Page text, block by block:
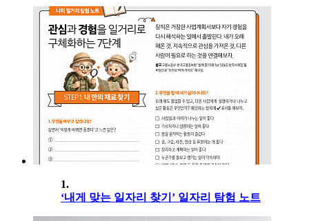
1.
‘내게 맞는 일자리 찾기’ 일자리 탐험 노트